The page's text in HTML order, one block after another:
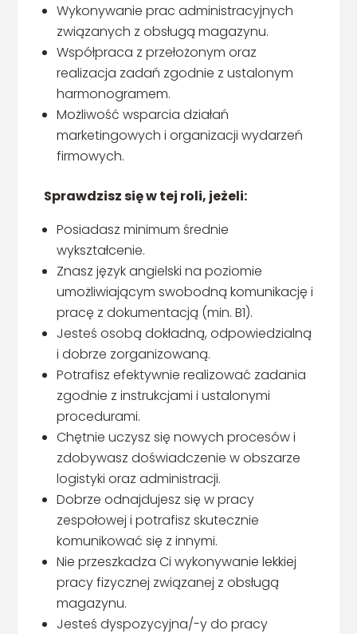
Wykonywanie prac administracyjnych
związanych z obsługą magazynu.
Współpraca z przełożonym oraz
realizacja zadań zgodnie z ustalonym
harmonogramem.
Możliwość wsparcia działań
marketingowych i organizacji wydarzeń
firmowych.
Sprawdzisz się w tej roli, jeżeli:
Posiadasz minimum średnie
wykształcenie.
Znasz język angielski na poziomie
umożliwiającym swobodną komunikację i
pracę z dokumentacją (min. B1).
Jesteś osobą dokładną, odpowiedzialną
i dobrze zorganizowaną.
Potrafisz efektywnie realizować zadania
zgodnie z instrukcjami i ustalonymi
procedurami.
Chętnie uczysz się nowych procesów i
zdobywasz doświadczenie w obszarze
logistyki oraz administracji.
Dobrze odnajdujesz się w pracy
zespołowej i potrafisz skutecznie
komunikować się z innymi.
Nie przeszkadza Ci wykonywanie lekkiej
pracy fizycznej związanej z obsługą
magazynu.
Jesteś dyspozycyjna/-y do pracy